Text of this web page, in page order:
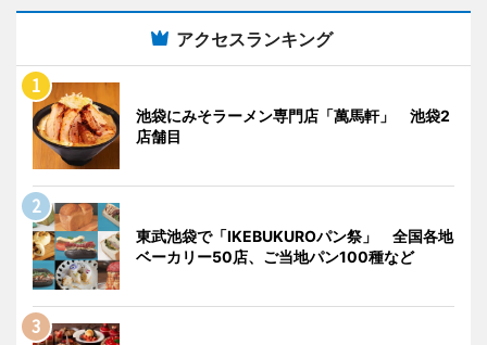
アクセスランキング
池袋にみそラーメン専門店「萬馬軒」 池袋2
店舗目
東武池袋で「IKEBUKUROパン祭」 全国各地
ベーカリー50店、ご当地パン100種など